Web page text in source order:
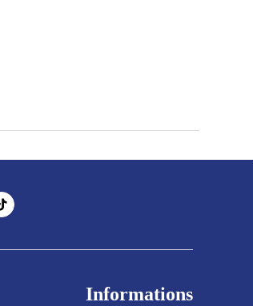
Informations